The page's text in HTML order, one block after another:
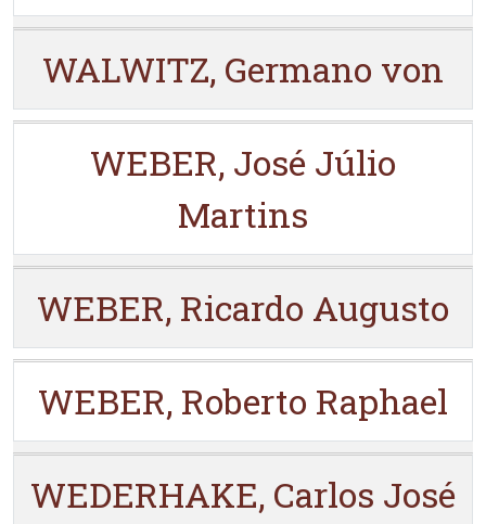
WALWITZ, Germano von
WEBER, José Júlio
Martins
WEBER, Ricardo Augusto
WEBER, Roberto Raphael
WEDERHAKE, Carlos José